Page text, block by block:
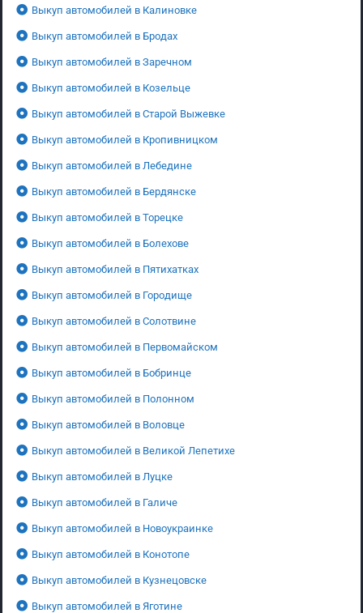
Выкуп автомобилей в Калиновке
Выкуп автомобилей в Бродах
Выкуп автомобилей в Заречном
Выкуп автомобилей в Козельце
Выкуп автомобилей в Старой Выжевке
Выкуп автомобилей в Кропивницком
Выкуп автомобилей в Лебедине
Выкуп автомобилей в Бердянске
Выкуп автомобилей в Торецке
Выкуп автомобилей в Болехове
Выкуп автомобилей в Пятихатках
Выкуп автомобилей в Городище
Выкуп автомобилей в Солотвине
Выкуп автомобилей в Первомайском
Выкуп автомобилей в Бобринце
Выкуп автомобилей в Полонном
Выкуп автомобилей в Воловце
Выкуп автомобилей в Великой Лепетихе
Выкуп автомобилей в Луцке
Выкуп автомобилей в Галиче
Выкуп автомобилей в Новоукраинке
Выкуп автомобилей в Конотопе
Выкуп автомобилей в Кузнецовске
Выкуп автомобилей в Яготине